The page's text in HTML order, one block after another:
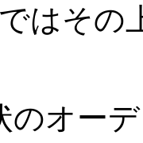
はそ
オーデ